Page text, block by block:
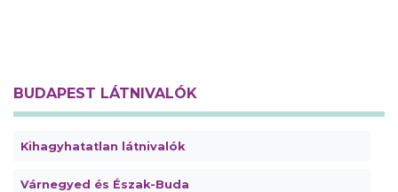
BUDAPEST LÁTNIVALÓK
Kihagyhatatlan látnivalók
Várnegyed és Észak-Buda